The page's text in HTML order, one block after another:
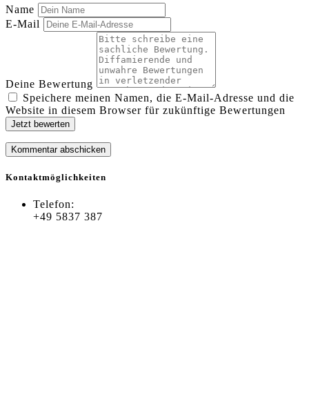
Name
E-Mail
Deine Bewertung
Speichere meinen Namen, die E-Mail-Adresse und die
Website in diesem Browser für zukünftige Bewertungen
Jetzt bewerten
Kontaktmöglichkeiten
Telefon:
+49 5837 387